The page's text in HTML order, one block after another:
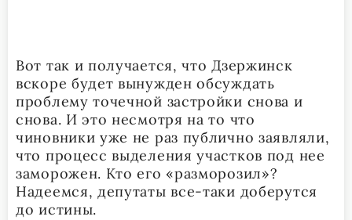
Вот так и получается, что Дзержинск
вскоре будет вынужден обсуждать
проблему точечной застройки снова и
снова. И это несмотря на то что
чиновники уже не раз публично заявляли,
что процесс выделения участков под нее
заморожен. Кто его «разморозил»?
Надеемся, депутаты все-таки доберутся
до истины.